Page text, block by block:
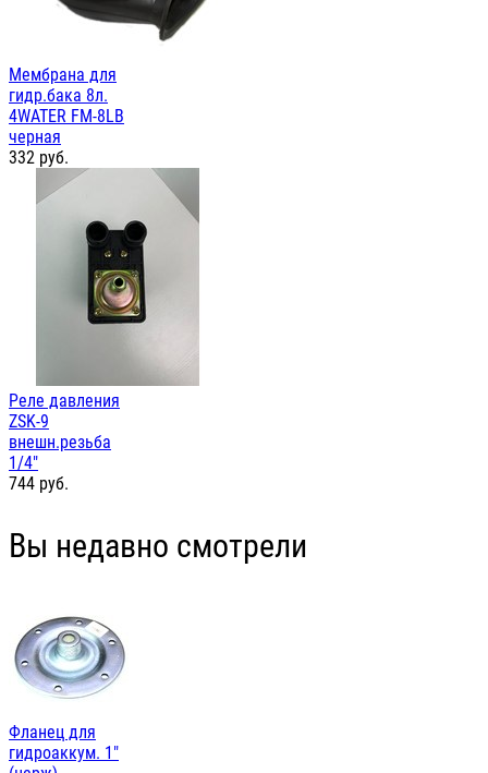
Мембрана для
гидр.бака 8л.
4WATER FM-8LB
черная
332 руб.
Реле давления
ZSK-9
внешн.резьба
1/4"
744 руб.
Вы недавно смотрели
Фланец для
гидроаккум. 1"